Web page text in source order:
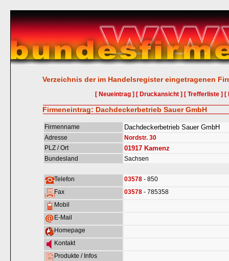
Verzeichnis der im Handelsregister eingetragenen
[ Neueintrag ] [ Druckansicht ] [ Trefferliste ] [
Firmeneintrag: Dachdeckerbetrieb Sauer GmbH
Firmenname Dachdeckerbetrieb Sauer GmbH
Adresse
Nordstr. 30
PLZ / Ort
01917 Kamenz
Bundesland Sachsen
Telefon 03578 - 850
Fax
03578 - 785358
Mobil
E-Mail
Homepage
Kontakt
Produkte / Infos